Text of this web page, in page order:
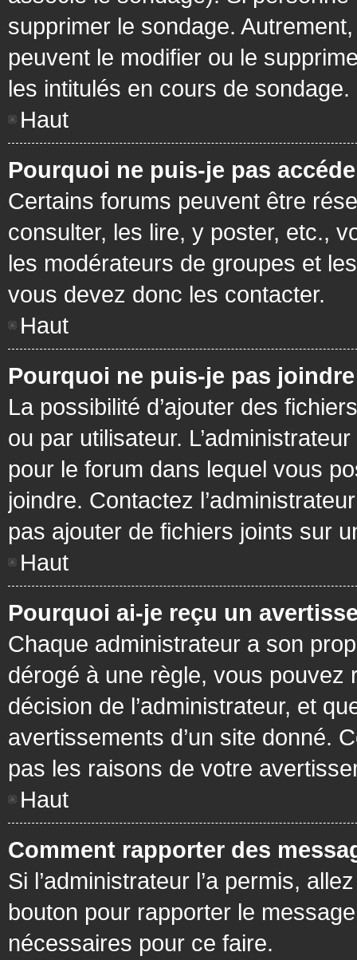
supprimer le sondage.
peuvent le modifier ou le
les intitulés en cours de sondage.
Haut
Pourquoi ne puis-je pas
Certains forums peuvent être
consulter, les lire, y poster, etc.,
les modérateurs de groupes et
vous devez donc les contacter.
Haut
Pourquoi ne puis-je pas
La possibilité d’ajouter des
ou par utilisateur.
pour le forum dans lequel vous
joindre. Contactez
pas ajouter de fichiers joints sur
Haut
Pourquoi ai-je reçu un
Chaque administrateur a son
dérogé à une règle, vous pouvez
décision de l’administrateur, et
avertissements d’un site donné.
pas les raisons de votre
Haut
Comment rapporter des
Si l’administrateur l’a permis,
bouton pour rapporter le
nécessaires pour ce faire.